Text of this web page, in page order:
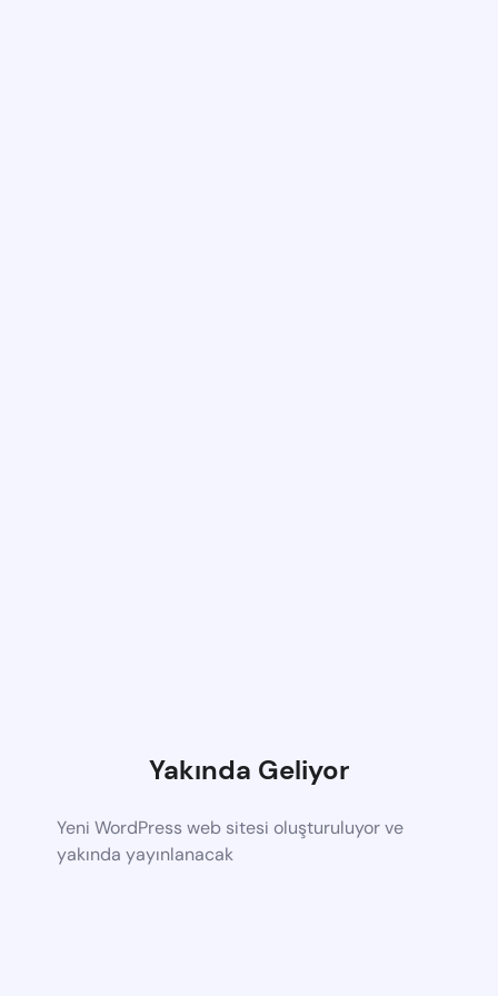
Yakında Geliyor
Yeni WordPress web sitesi oluşturuluyor ve
yakında yayınlanacak